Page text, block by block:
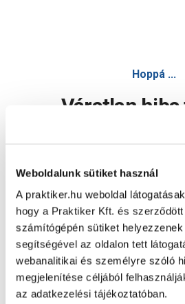
Weboldalunk sütiket használ
A praktiker.hu weboldal
hogy a Praktiker Kft. és
számítógépén sütiket
segítségével az oldalon tett
webanalitikai és személyre szóló
megjelenítése céljából
az adatkezelési tájékoztatóban.
Hoppá ...
Váratlan
Oldal